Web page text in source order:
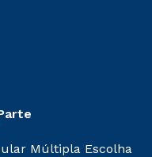
Múltipla Escolha